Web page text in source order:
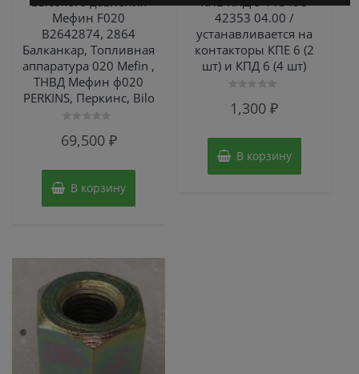
Мефин F020
B2642874, 2864
Балканкар, Топливная
аппаратура 020 Mefin ,
ТНВД Мефин ф020
PERKINS, Перкинс, Bilo
0
69,500 ₽
В корзину
42353 04.00 /
устанавливается на
контакторы КПЕ 6 (2
шт) и КПД 6 (4 шт)
0
из
1,300₽
В корзину